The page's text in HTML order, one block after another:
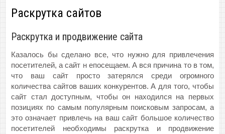
Раскрутка сайтов
Раскрутка и продвижение сайта
Казалось бы сделано все, что нужно для привлечения
посетителей, а сайт н епосещаем. А вся причина то в том,
что ваш сайт просто затерялся среди огромного
количества сайтов ваших конкурентов. А для того, чтобы
сайт стал доступным, чтобы он находился на первых
позициях по самым популярным поисковым запросам, а
это означает привлечь на ваш сайт большое количество
посетителей необходимы раскрутка и продвижение